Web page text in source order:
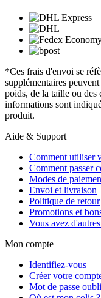
*Ces frais d'envoi se
supplémentaires
poids, de la taille ou des
informations sont
produit.
Aide & Support
Comment utiliser
Comment passer
Modes de
Envoi et livraison
Politique de retour
Promotions et
Vous avez
Mon compte
Identifiez-vous
Créer votre
Mot de passe